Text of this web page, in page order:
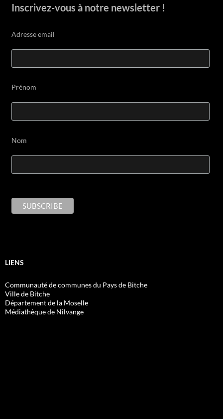
Inscrivez-vous à notre newsletter !
Adresse email
Prénom
Nom
LIENS
Communauté de communes du Pays de Bitche
Ville de Bitche
Département de la Moselle
Médiathèque de Nilvange